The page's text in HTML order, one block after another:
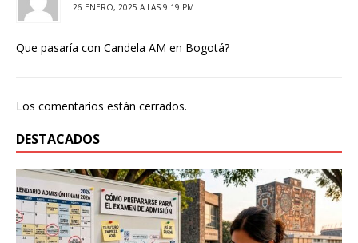
26 ENERO, 2025 A LAS 9:19 PM
Que pasaría con Candela AM en Bogotá?
Los comentarios están cerrados.
DESTACADOS